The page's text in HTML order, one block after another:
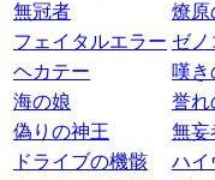
無冠者
燎原
フェイタルエラー ゼノ
ヘカテー
嘆き
海の娘
誉れ
偽りの神王
無妄
ドライブの機骸
ハイ